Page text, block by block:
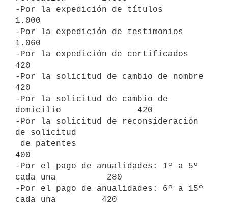
-Por la expedición de títulos
1.000
-Por la expedición de testimonios
1.060
-Por la expedición de certificados
420
-Por la solicitud de cambio de nombre
420
-Por la solicitud de cambio de
domicilio               420
-Por la solicitud de reconsideración
de solicitud
400
-Por el pago de anualidades: 1º a 5º
cada una          280
-Por el pago de anualidades: 6º a 15º
cada una         420